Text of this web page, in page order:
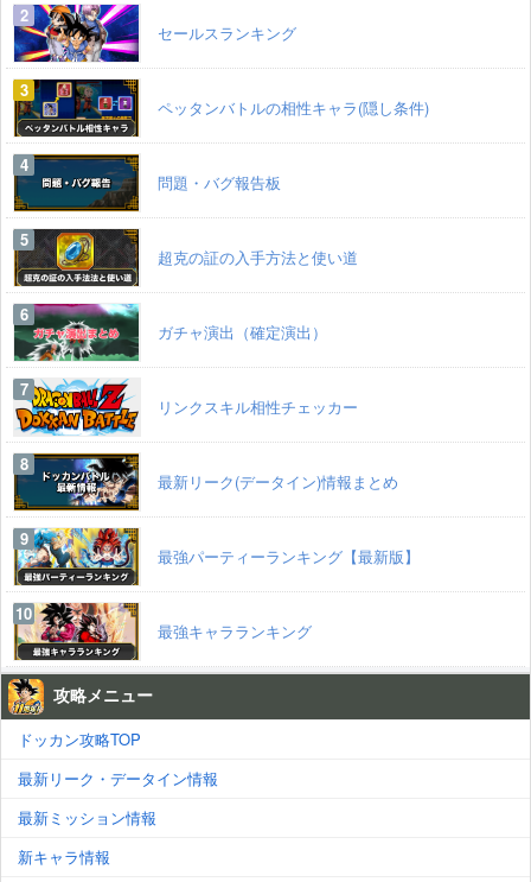
攻略メニュー
ドッカン攻略TOP
最新リーク・データイン情報
最新ミッション情報
新キャラ情報
セールスランキング
ペッタンバトルの相性キャラ(隠し条件)
問題・バグ報告板
超克の証の入手方法と使い道
ガチャ演出（確定演出）
リンクスキル相性チェッカー
最新リーク(データイン)情報まとめ
最強パーティーランキング【最新版】
最強キャラランキング